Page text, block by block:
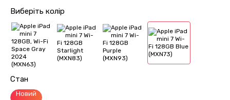
Виберіть колір
Стан
Новий